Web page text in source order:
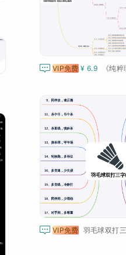
 VIP免费 ¥ 6.9
 VIP免费 羽毛球双打